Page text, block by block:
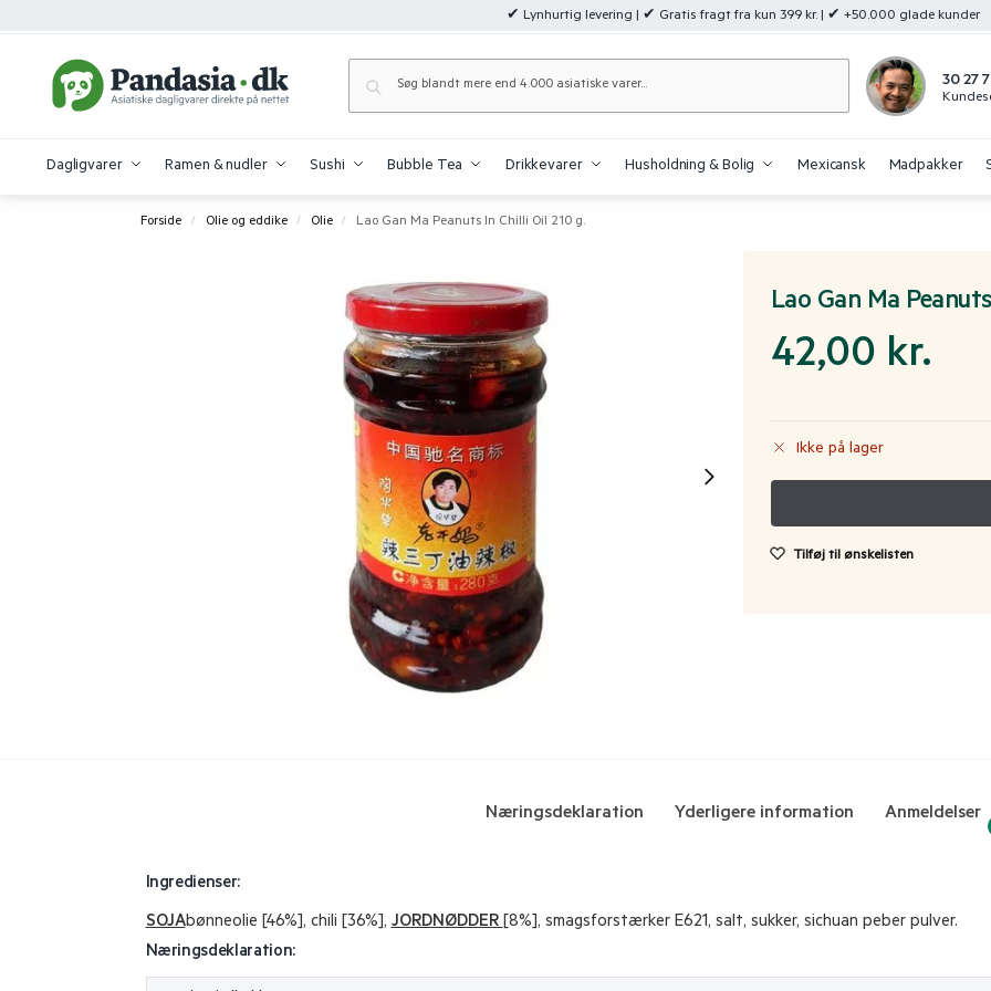
✔ Lynhurtig levering | ✔ Gratis fragt fra kun 399 kr. | ✔ +50.000 glade kunder
30 27
Dagligvarer Ramen & nudler Sushi Bubble Tea Drikkevarer Husholdning & Bolig Mexicansk Madpakker
Forside / Olie og eddike / Olie / Lao Gan Ma Peanuts In Chilli Oil 210 g.
Lao Gan Ma
42,00 kr.
Ikke på lager
Tilføj til ønskelisten
Næringsdeklaration Yderligere information Anmeldelser
Ingredienser:
SOJAbønneolie [46%], chili [36%],JORDNØDDER[8%], smagsforstærker E621, salt, sukker, sichuan peber pulver.
Næringsdeklaration: